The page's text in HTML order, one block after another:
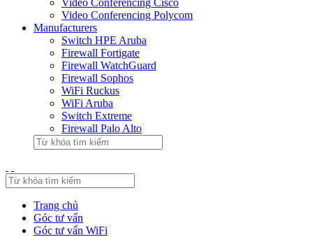
Video Conferencing Cisco
Video Conferencing Polycom
Manufacturers
Switch HPE Aruba
Firewall Fortigate
Firewall WatchGuard
Firewall Sophos
WiFi Ruckus
WiFi Aruba
Switch Extreme
Firewall Palo Alto
Trang chủ
Góc tư vấn
Góc tư vấn WiFi